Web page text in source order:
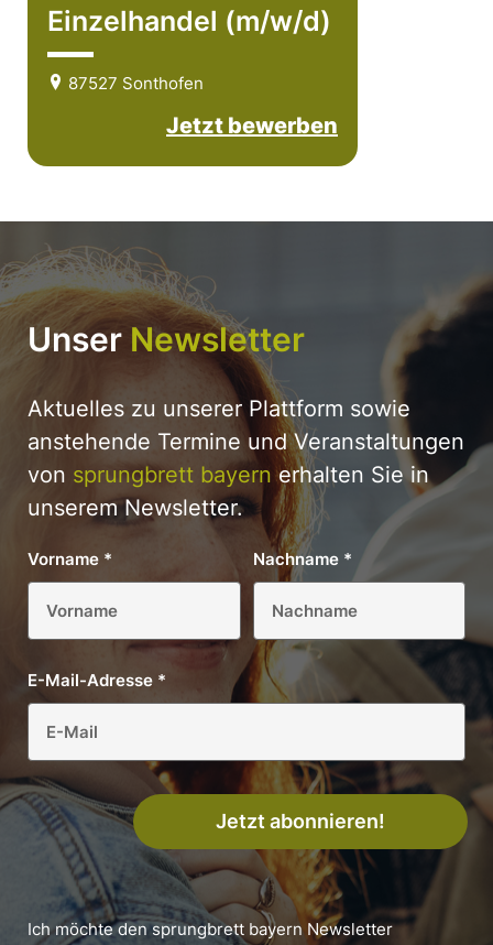
Einzelhandel (m/w/d)
87527 Sonthofen
Jetzt bewerben
Unser Newsletter
Aktuelles zu unserer Plattform sowie
anstehende Termine und Veranstaltungen
von sprungbrett bayernerhalten Sie in
unserem Newsletter.
Vorname * Nachname *
E-Mail-Adresse *
Jetzt abonnieren!
Ich möchte den sprungbrett bayern Newsletter